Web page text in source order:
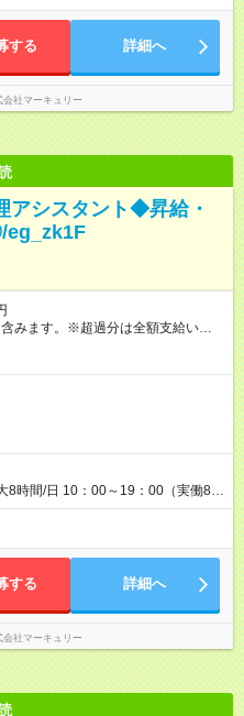
する 詳細へ
会社マーキュリー
アシスタント◆昇給・
みます。※超過分は全額支給いたし
円／月 みなし残業時間 10時間／月
社規程により決定します。 ーー
仕事での成果にあわせて昇給しま
上長の裁量でさらにプラスの昇給
につながる環境です。 【試用
の長さ：3ヶ月 雇用形態、給与は
8時間/日 10：00～19：00（実働8時
ます。
する 詳細へ
会社マーキュリー